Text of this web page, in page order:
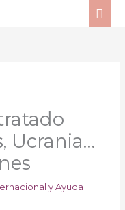
Ucrania…
y Ayuda